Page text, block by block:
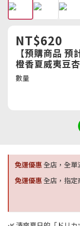
NT$620
【預購商品
橙香夏威夷豆
數量
免運優惠全店，全單
免運優惠全店，指定